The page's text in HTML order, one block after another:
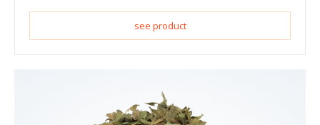
see product